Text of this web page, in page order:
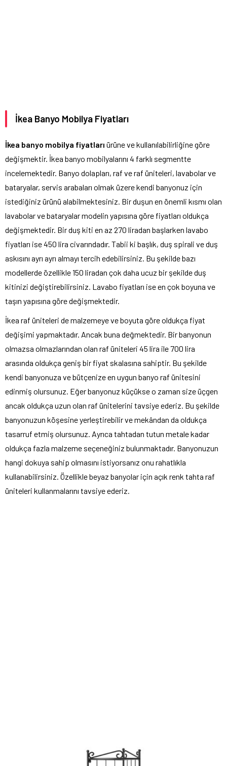
İkea Banyo Mobilya Fiyatları
İkea banyo mobilya fiyatları ürüne ve kullanılabilirliğine göre
değişmektir. İkea banyo mobilyalarını 4 farklı segmentte
incelemektedir. Banyo dolapları, raf ve raf üniteleri, lavabolar ve
bataryalar, servis arabaları olmak üzere kendi banyonuz için
istediğiniz ürünü alabilmektesiniz. Bir duşun en önemli kısmı olan
lavabolar ve bataryalar modelin yapısına göre fiyatları oldukça
değişmektedir. Bir duş kiti en az 270 liradan başlarken lavabo
fiyatları ise 450 lira civarındadır. Tabii ki başlık, duş spirali ve duş
askısını ayrı ayrı almayı tercih edebilirsiniz. Bu şekilde bazı
modellerde özellikle 150 liradan çok daha ucuz bir şekilde duş
kitinizi değiştirebilirsiniz. Lavabo fiyatları ise en çok boyuna ve
taşın yapısına göre değişmektedir.
İkea raf üniteleri de malzemeye ve boyuta göre oldukça fiyat
değişimi yapmaktadır. Ancak buna değmektedir. Bir banyonun
olmazsa olmazlarından olan raf üniteleri 45 lira ile 700 lira
arasında oldukça geniş bir fiyat skalasına sahiptir. Bu şekilde
kendi banyonuza ve bütçenize en uygun banyo raf ünitesini
edinmiş olursunuz. Eğer banyonuz küçükse o zaman size üçgen
ancak oldukça uzun olan raf ünitelerini tavsiye ederiz. Bu şekilde
banyonuzun köşesine yerleştirebilir ve mekândan da oldukça
tasarruf etmiş olursunuz. Ayrıca tahtadan tutun metale kadar
oldukça fazla malzeme seçeneğiniz bulunmaktadır. Banyonuzun
hangi dokuya sahip olmasını istiyorsanız onu rahatlıkla
kullanabilirsiniz. Özellikle beyaz banyolar için açık renk tahta raf
üniteleri kullanmalarını tavsiye ederiz.